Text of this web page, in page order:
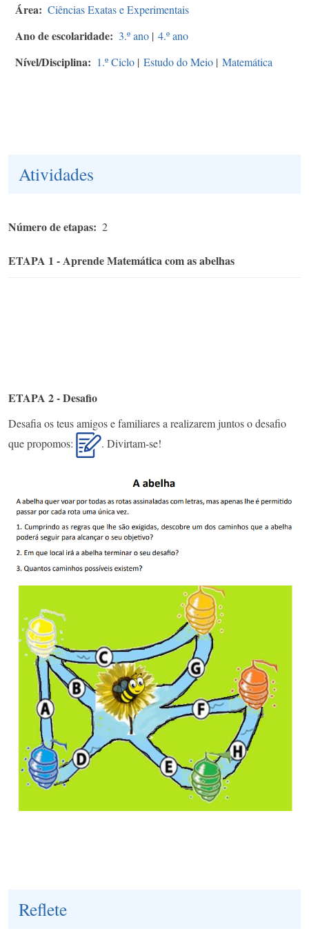
Área Ciências Exatas e Experimentais
Ano de escolaridade 3.º ano | 4.º ano
Nível/Disciplina 1.º Ciclo | Estudo do Meio | Matemática
Atividades
Número de etapas 2
ETAPA 1 - Aprende Matemática com as abelhas
ETAPA 2 - Desafio
Desafia os teus amigos e familiares a realizarem juntos o desafio
que propomos:
. Divirtam-se!
Reflete